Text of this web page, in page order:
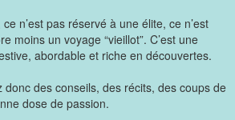
n’est pas réservé à une élite, ce n’est
moins un voyage “vieillot”. C’est une
abordable et riche en découvertes.
donc des conseils, des récits, des coups de
dose de passion.